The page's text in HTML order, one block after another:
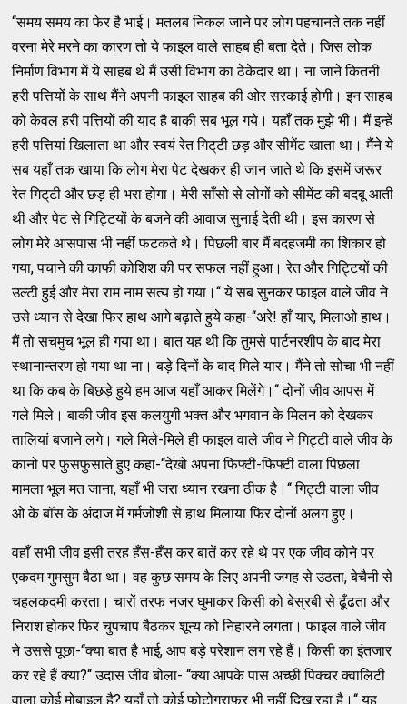
‘‘समय समय का फेर है भाई। मतलब निकल जाने पर लोग पहचानते तक नहीं
वरना मेरे मरने का कारण तो ये फाइल वाले साहब ही बता देते। जिस लोक
निर्माण विभाग में ये साहब थे मैं उसी विभाग का ठेकेदार था। ना जाने कितनी
हरी पत्तियों के साथ मैंने अपनी फाइल साहब की ओर सरकाई होगी। इन साहब
को केवल हरी पत्तियों की याद है बाकी सब भूल गये। यहाँ तक मुझे भी। मैं इन्‍हें
हरी पत्तियां खिलाता था और स्‍वयं रेत गिट्‌टी छड़ और सीमेंट खाता था। मैंने ये
सब यहाँ तक खाया कि लोग मेरा पेट देखकर ही जान जाते थे कि इसमें जरूर
रेत गिट्‌टी और छड़ ही भरा होगा। मेरी साँसो से लोगों को सीमेंट की बदबू आती
थी और पेट से गिट्टियों के बजने की आवाज सुनाई देती थी। इस कारण से
लोग मेरे आसपास भी नहीं फटकते थे। पिछली बार मैं बदहजमी का शिकार हो
गया, पचाने की काफी कोशिश की पर सफल नहीं हुआ। रेत और गिट्टियों की
उल्‍टी हुई और मेरा राम नाम सत्‍य हो गया।‘‘ ये सब सुनकर फाइल वाले जीव ने
उसे ध्‍यान से देखा फिर हाथ आगे बढ़ाते हुये कहा-‘‘अरे! हाँ यार, मिलाओ हाथ।
मैं तो सचमुच भूल ही गया था। बात यह थी कि तुमसे पार्टनरशीप के बाद मेरा
स्‍थानान्‍तरण हो गया था ना। बड़े दिनों के बाद मिले यार। मैंने तो सोचा भी नहीं
था कि कब के बिछड़े हुये हम आज यहाँ आकर मिलेंगे।‘‘ दोनों जीव आपस में
गले मिले। बाकी जीव इस कलयुगी भक्‍त और भगवान के मिलन को देखकर
तालियां बजाने लगे। गले मिले-मिले ही फाइल वाले जीव ने गिट्टी वाले जीव के
कानो पर फुसफुसाते हुए कहा-‘‘देखो अपना फिफ्‍टी-फिफ्‍टी वाला पिछला
मामला भूल मत जाना, यहाँ भी जरा ध्‍यान रखना ठीक है।‘‘ गिट्टी वाला जीव
ओ के बॉस के अंदाज में गर्मजोशी से हाथ मिलाया फिर दोनों अलग हुए।
वहाँ सभी जीव इसी तरह हँस-हँस कर बातें कर रहे थे पर एक जीव कोने पर
एकदम गुमसुम बैठा था। वह कुछ समय के लिए अपनी जगह से उठता, बेचैनी से
चहलकदमी करता। चारों तरफ नजर घुमाकर किसी को बेस्रबी से ढूँढता और
निराश होकर फिर चुपचाप बैठकर शून्‍य को निहारने लगता। फाइल वाले जीव
ने उससे पूछा-‘‘क्‍या बात है भाई, आप बड़े परेशान लग रहे हैं। किसी का इंतजार
कर रहे हैं क्‍या?‘‘ उदास जीव बोला- ‘‘क्‍या आपके पास अच्‍छी पिक्‍चर क्‍वालिटी
वाला कोई मोबाइल है? यहाँ तो कोई फोटोग्राफर भी नहीं दिख रहा है।‘‘ यह